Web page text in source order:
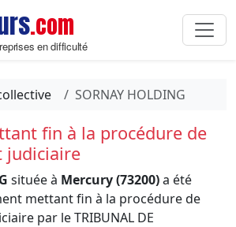
.com
en difficulté
SORNAY HOLDING
fin à la procédure de
judiciaire
située à Mercury (73200)a été
mettant fin à la procédure de
par le TRIBUNAL DE